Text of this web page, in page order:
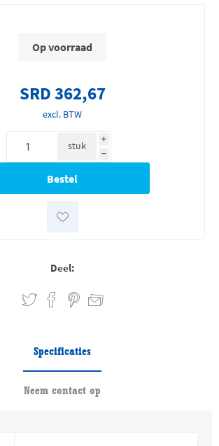
Op voorraad
SRD 362,67
excl. BTW
i
h
stuk
Deel:
Specificaties
Neem contact op